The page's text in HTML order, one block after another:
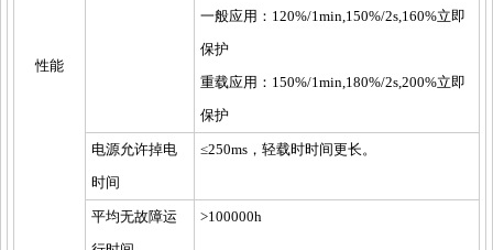
性能
一般应用：120%/1min,150%/2s,160%立即
保护
重载应用：150%/1min,180%/2s,200%立即
保护
电源允许掉电
时间
≤250ms，轻载时时间更长。
平均无故障运
>100000h